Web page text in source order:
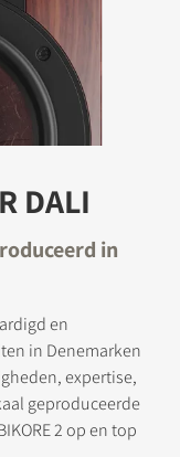
DALI
in
en
in Denemarken
expertise,
geproduceerde
2 op en top